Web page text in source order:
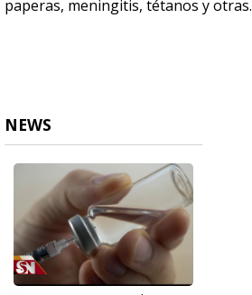
paperas, meningitis, tétanos y otras.
NEWS